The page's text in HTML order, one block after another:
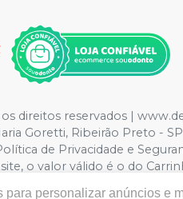
direitos reservados |
Goretti, Ribeirão Preto -
de Privacidade e
o valor válido é o do
para personalizar anúncios e